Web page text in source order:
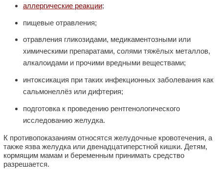
аллергические реакции;
пищевые отравления;
отравления гликозидами, медикаментозными или
химическими препаратами, солями тяжёлых металлов,
алкалоидами и прочими вредными веществами;
интоксикация при таких инфекционных заболевания как
сальмонеллёз или дифтерия;
подготовка к проведению рентгенологического
исследованию желудка.
К противопоказаниям относятся желудочные кровотечения, а
также язва желудка или двенадцатиперстной кишки. Детям,
кормящим мамам и беременным принимать средство
разрешается.